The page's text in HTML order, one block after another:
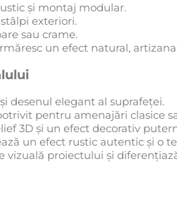
și montaj modular.
exteriori.
sau crame.
un efect natural,
desenul elegant al suprafeței.
pentru amenajări clasice
3D și un efect decorativ
un efect rustic autentic și o
vizuală proiectului și